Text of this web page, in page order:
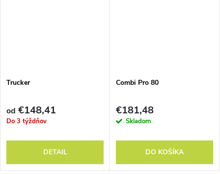
Trucker
od €148,41
Do 3 týždňov
DETAIL
Combi Pro 80
€181,48
Skladom
DO KOŠÍKA